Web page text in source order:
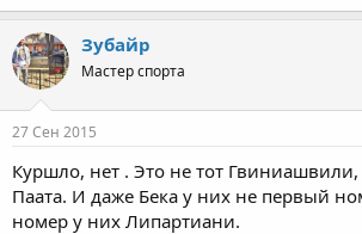
Зубайр
Мастер спорта
27 Сен 2015
Куршло, нет . Это не тот Гвиниашвили,
Паата. И даже Бека у них не первый
номер у них Липартиани.